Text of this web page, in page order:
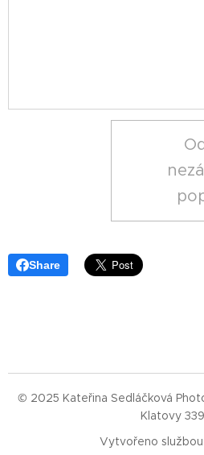
Share
© 2025 Kateřina Sedláčková
Klatovy
Vytvořeno službou